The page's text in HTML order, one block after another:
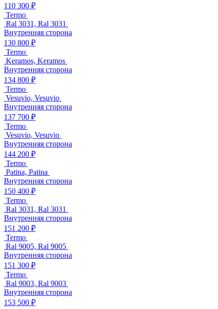
110 300 ₽
Termo
Ral 3031, Ral 3031
Внутренняя сторона
130 800 ₽
Termo
Keramos, Keramos
Внутренняя сторона
134 800 ₽
Termo
Vesuvio, Vesuvio
Внутренняя сторона
137 700 ₽
Termo
Vesuvio, Vesuvio
Внутренняя сторона
144 200 ₽
Termo
Patina, Patina
Внутренняя сторона
150 400 ₽
Termo
Ral 3031, Ral 3031
Внутренняя сторона
151 200 ₽
Termo
Ral 9005, Ral 9005
Внутренняя сторона
151 300 ₽
Termo
Ral 9003, Ral 9003
Внутренняя сторона
153 500 ₽